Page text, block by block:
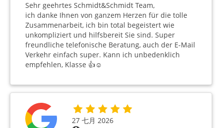
Sehr geehrtes Schmidt&Schmidt Team,
ich danke Ihnen von ganzem Herzen für die tolle
Zusammenarbeit, ich bin total begeistert wie
unkompliziert und hilfsbereit Sie sind. Super
freundliche telefonische Beratung, auch der E-Mail
Verkehr einfach super. Kann ich unbedenklich
empfehlen, Klasse 👍☺️
27 七月 2026